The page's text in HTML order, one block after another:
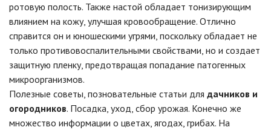
ротовую полость. Также настой обладает тонизирующим
влиянием на кожу, улучшая кровообращение. Отлично
справится он и юношескими угрями, поскольку обладает не
только противовоспалительными свойствами, но и создает
защитную пленку, предотвращая попадание патогенных
микроорганизмов.
Полезные советы, позновательные статьи для дачников и
огородников. Посадка, уход, сбор урожая. Конечно же
множество информации о цветах, ягодах, грибах. На